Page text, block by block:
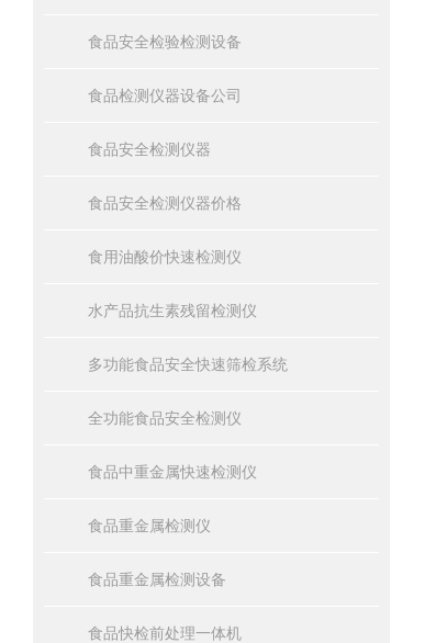
食品安全检验检测设备
食品检测仪器设备公司
食品安全检测仪器
食品安全检测仪器价格
食用油酸价快速检测仪
水产品抗生素残留检测仪
多功能食品安全快速筛检系统
全功能食品安全检测仪
食品中重金属快速检测仪
食品重金属检测仪
食品重金属检测设备
食品快检前处理一体机